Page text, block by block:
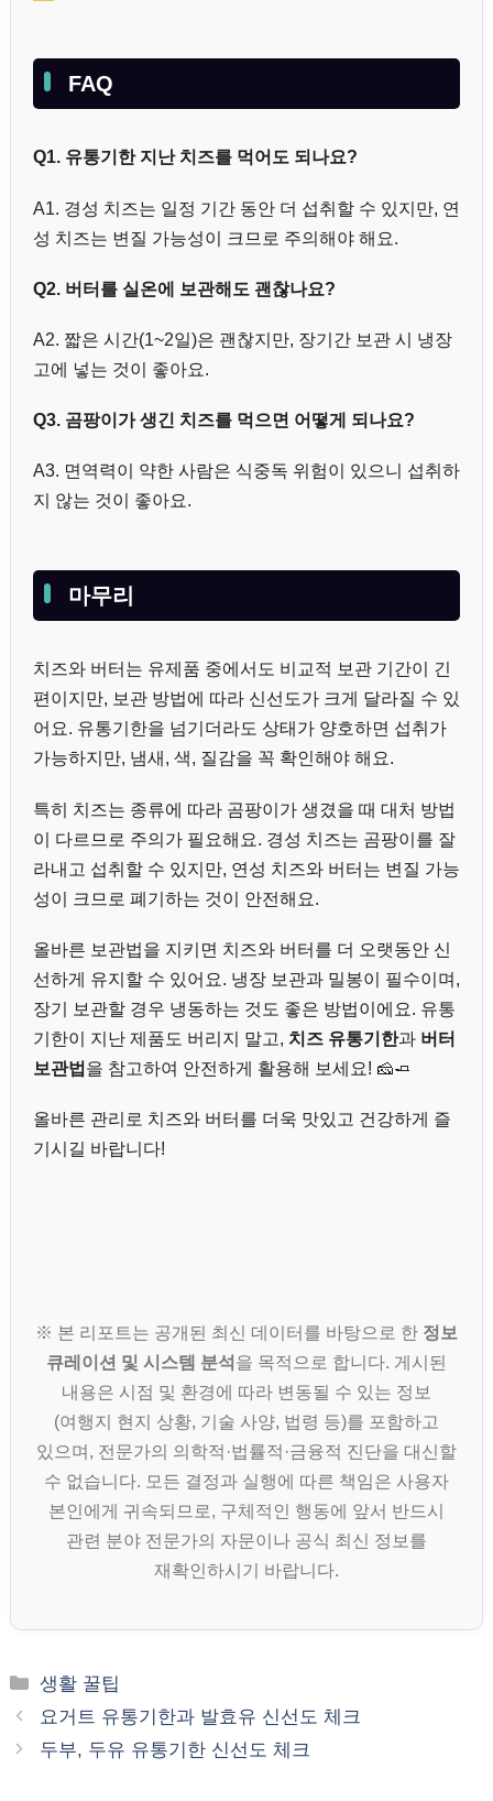
FAQ
Q1. 유통기한 지난 치즈를 먹어도 되나요?
A1. 경성 치즈는 일정 기간 동안 더 섭취할 수 있지만, 연
성 치즈는 변질 가능성이 크므로 주의해야 해요.
Q2. 버터를 실온에 보관해도 괜찮나요?
A2. 짧은 시간(1~2일)은 괜찮지만, 장기간 보관 시 냉장
고에 넣는 것이 좋아요.
Q3. 곰팡이가 생긴 치즈를 먹으면 어떻게 되나요?
A3. 면역력이 약한 사람은 식중독 위험이 있으니 섭취하
지 않는 것이 좋아요.
마무리
치즈와 버터는 유제품 중에서도 비교적 보관 기간이 긴
편이지만, 보관 방법에 따라 신선도가 크게 달라질 수 있
어요. 유통기한을 넘기더라도 상태가 양호하면 섭취가
가능하지만, 냄새, 색, 질감을 꼭 확인해야 해요.
특히 치즈는 종류에 따라 곰팡이가 생겼을 때 대처 방법
이 다르므로 주의가 필요해요. 경성 치즈는 곰팡이를 잘
라내고 섭취할 수 있지만, 연성 치즈와 버터는 변질 가능
성이 크므로 폐기하는 것이 안전해요.
올바른 보관법을 지키면 치즈와 버터를 더 오랫동안 신
선하게 유지할 수 있어요. 냉장 보관과 밀봉이 필수이며,
장기 보관할 경우 냉동하는 것도 좋은 방법이에요. 유통
기한이 지난 제품도 버리지 말고, 치즈 유통기한과 버터
보관법 을 참고하여 안전하게 활용해 보세요! 🧀🧈
올바른 관리로 치즈와 버터를 더욱 맛있고 건강하게 즐
기시길 바랍니다!
※ 본 리포트는 공개된 최신 데이터를 바탕으로 한 정보
큐레이션 및 시스템 분석 을 목적으로 합니다. 게시된
내용은 시점 및 환경에 따라 변동될 수 있는 정보
(여행지 현지 상황, 기술 사양, 법령 등)를 포함하고
있으며, 전문가의 의학적·법률적·금융적 진단을 대신할
수 없습니다. 모든 결정과 실행에 따른 책임은 사용자
본인에게 귀속되므로, 구체적인 행동에 앞서 반드시
관련 분야 전문가의 자문이나 공식 최신 정보를
재확인하시기 바랍니다.
카
테
리
생활 꿀팁
요거트 유통기한과 발효유 신선도 체크
두부, 두유 유통기한 신선도 체크